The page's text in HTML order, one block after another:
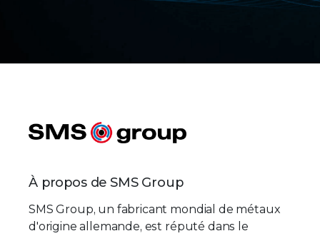
À propos de SMS Group
SMS Group, un fabricant mondial de métaux
d'origine allemande, est réputé dans le